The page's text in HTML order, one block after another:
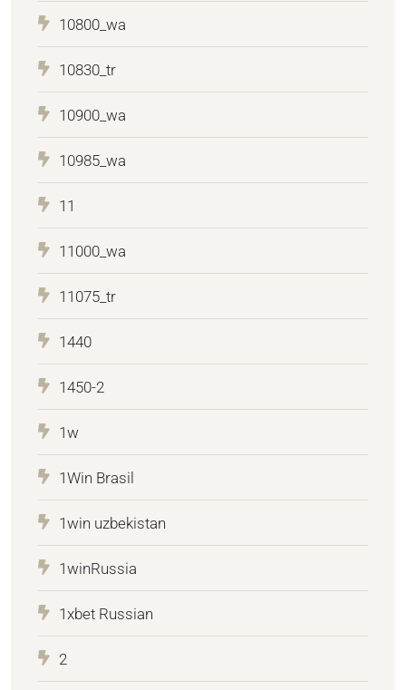
10800_wa
10830_tr
10900_wa
10985_wa
11
11000_wa
11075_tr
1440
1450-2
1w
1Win Brasil
1win uzbekistan
1winRussia
1xbet Russian
2